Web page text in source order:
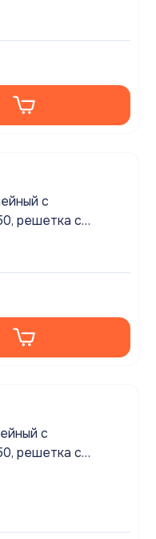
с
решетка с
с
решетка с